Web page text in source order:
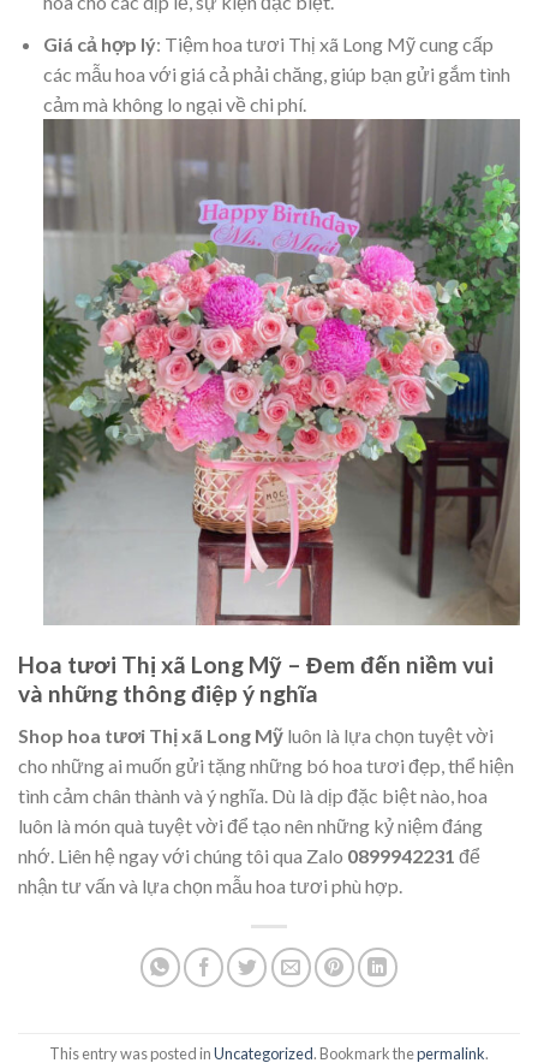
Giá cả hợp lý: Tiệm hoa tươi Thị xã Long Mỹ cung cấp
các mẫu hoa với giá cả phải chăng, giúp bạn gửi gắm tình
cảm mà không lo ngại về chi phí.
Hoa tươi Thị xã Long Mỹ – Đem đến niềm vui
và những thông điệp ý nghĩa
Shop hoa tươi Thị xã Long Mỹ luôn là lựa chọn tuyệt vời
cho những ai muốn gửi tặng những bó hoa tươi đẹp, thể hiện
tình cảm chân thành và ý nghĩa. Dù là dịp đặc biệt nào, hoa
luôn là món quà tuyệt vời để tạo nên những kỷ niệm đáng
nhớ. Liên hệ ngay với chúng tôi qua Zalo 0899942231 để
nhận tư vấn và lựa chọn mẫu hoa tươi phù hợp.
This entry was posted inUncategorized. Bookmark thepermalink.